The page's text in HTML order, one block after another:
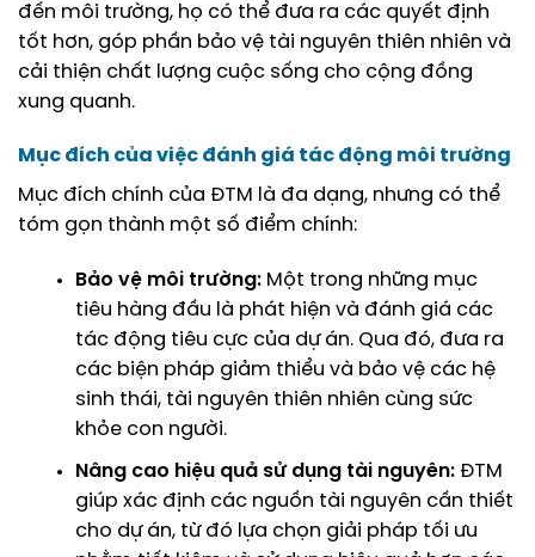
đến môi trường, họ có thể đưa ra các quyết định
tốt hơn, góp phần bảo vệ tài nguyên thiên nhiên và
cải thiện chất lượng cuộc sống cho cộng đồng
xung quanh.
Mục đích của việc đánh giá tác động môi trường
Mục đích chính của ĐTM là đa dạng, nhưng có thể
tóm gọn thành một số điểm chính:
Bảo vệ môi trường: Một trong những mục
tiêu hàng đầu là phát hiện và đánh giá các
tác động tiêu cực của dự án. Qua đó, đưa ra
các biện pháp giảm thiểu và bảo vệ các hệ
sinh thái, tài nguyên thiên nhiên cùng sức
khỏe con người.
Nâng cao hiệu quả sử dụng tài nguyên: ĐTM
giúp xác định các nguồn tài nguyên cần thiết
cho dự án, từ đó lựa chọn giải pháp tối ưu